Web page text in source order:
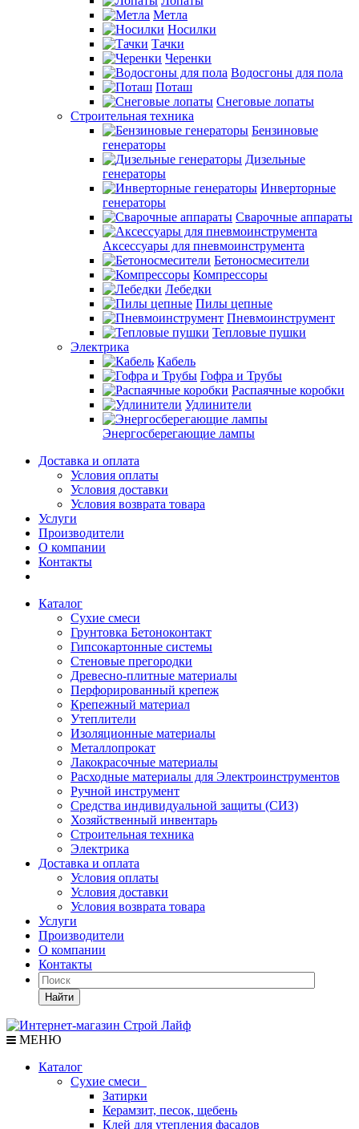
Метла
Носилки
Тачки
Черенки
Водосгоны для пола
Поташ
Снеговые лопаты
Строительная техника
Бензиновые
генераторы
Дизельные
генераторы
Инверторные
генераторы
Сварочные аппараты
Аксессуары для пневмоинструмента
Бетоносмесители
Компрессоры
Лебедки
Пилы цепные
Пневмоинструмент
Тепловые пушки
Электрика
Кабель
Гофра и Трубы
Распаячные коробки
Удлинители
Энергосберегающие лампы
Доставка и оплата
Условия оплаты
Условия доставки
Условия возврата товара
Услуги
Производители
О компании
Контакты
Каталог
Сухие смеси
Грунтовка Бетоноконтакт
Гипсокартонные системы
Стеновые прегородки
Древесно-плитные материалы
Перфорированный крепеж
Крепежный материал
Утеплители
Изоляционные материалы
Металлопрокат
Лакокрасочные материалы
Расходные материалы для Электроинструментов
Ручной инструмент
Средства индивидуальной защиты (СИЗ)
Хозяйственный инвентарь
Строительная техника
Электрика
Доставка и оплата
Условия оплаты
Условия доставки
Условия возврата товара
Услуги
Производители
О компании
Контакты
Найти
МЕНЮ
Каталог
Сухие смеси
Затирки
Керамзит, песок, щебень
Клей для утепления фасадов